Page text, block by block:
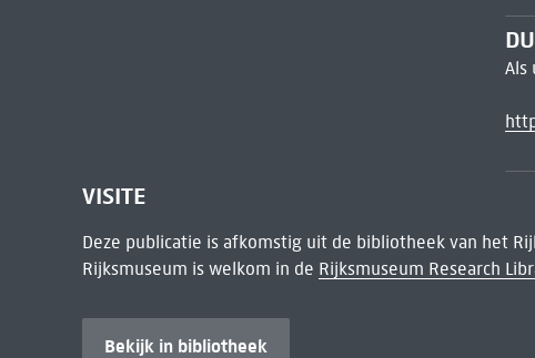
Als
VISITE
Deze publicatie is afkomstig uit de bibliotheek van het
Rijksmuseum is welkom in de Rijksmuseum Research
Bekijk in bibliotheek